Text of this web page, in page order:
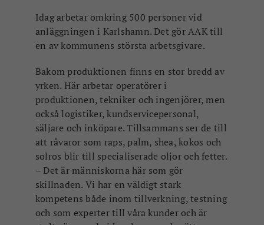
Idag arbetar omkring 500 personer vid
anläggningen i Karlshamn. Det gör AAK till
en av kommunens största arbetsgivare.
Bakom produktionen finns en stor bredd av
yrken. Här arbetar operatörer i
produktionen, tekniker och ingenjörer, men
också logistiker, kundservicepersonal,
säljare och inköpare. Tillsammans ser de till
att råvaror som raps, palm, shea, kokos och
solros blir till specialiserade oljor och fetter.
– Det är människorna här som gör
skillnaden. Vi har en väldigt stark
kompetens både inom tillverkning, testning
och som experter till våra kunder och är